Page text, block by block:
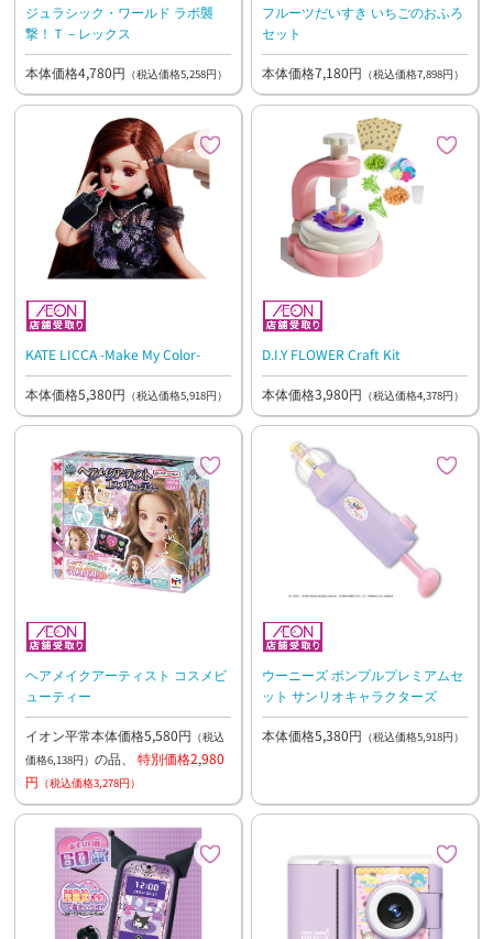
ジュラシック・ワールド ラボ襲
撃！Ｔ－レックス
本体価格4,780円 （税込価格5,258円）
フルーツだいすき いちごのおふろ
セット
本体価格7,180円 （税込価格7,898円）
KATE LICCA -Make My Color-
本体価格5,380円 （税込価格5,918円）
D.I.Y FLOWER Craft Kit
本体価格3,980円 （税込価格4,378円）
ヘアメイクアーティスト コスメビ
ューティー
イオン平常本体価格5,580円 （税込
価格6,138円） の品、 特別価格2,980
円 （税込価格3,278円）
ウーニーズ ポンプルプレミアムセ
ット サンリオキャラクターズ
本体価格5,380円 （税込価格5,918円）